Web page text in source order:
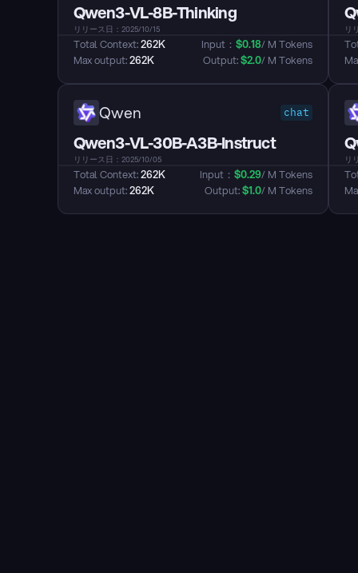
Qwen3-VL-8B-Thinking
リリース日：2025/10/15
Total Context: 262K
Max output: 262K
Input： $0.18/ M Tokens
Output: $2.0/ M Tokens
リ
Qwen chat
Qwen3-VL-30B-A3B-Instruct
リリース日：2025/10/05
Total Context: 262K
Max output: 262K
Input： $0.29/ M Tokens
Output: $1.0/ M Tokens
リ